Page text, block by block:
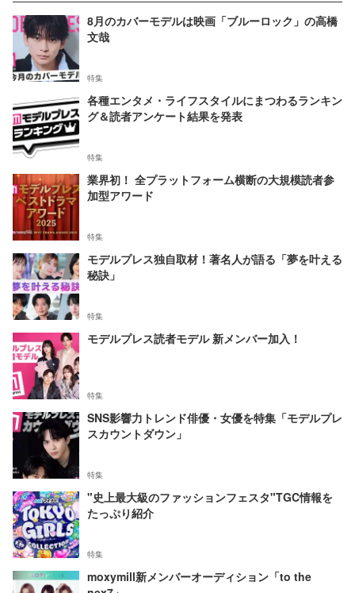
8月のカバーモデルは映画「ブルーロック」の高橋
文哉
特集
各種エンタメ・ライフスタイルにまつわるランキン
グ＆読者アンケート結果を発表
特集
業界初！ 全プラットフォーム横断の大規模読者参
加型アワード
特集
モデルプレス独自取材！著名人が語る「夢を叶える
秘訣」
特集
モデルプレス読者モデル 新メンバー加入！
特集
SNS影響力トレンド俳優・女優を特集「モデルプレ
スカウントダウン」
特集
"史上最大級のファッションフェスタ"TGC情報を
たっぷり紹介
特集
moxymill新メンバーオーディション「to the